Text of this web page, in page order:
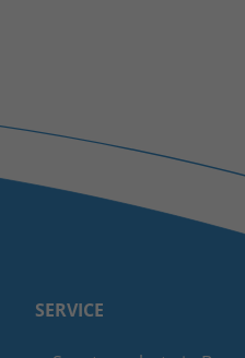
SERVICE